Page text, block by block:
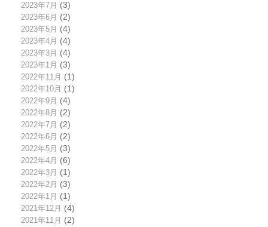
2023年7月 (3)
2023年6月 (2)
2023年5月 (4)
2023年4月 (4)
2023年3月 (4)
2023年1月 (3)
2022年11月 (1)
2022年10月 (1)
2022年9月 (4)
2022年8月 (2)
2022年7月 (2)
2022年6月 (2)
2022年5月 (3)
2022年4月 (6)
2022年3月 (1)
2022年2月 (3)
2022年1月 (1)
2021年12月 (4)
2021年11月 (2)